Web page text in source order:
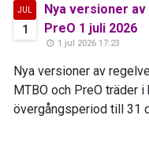
JUL
1
Nya versioner
PreO 1 juli 2026
1 jul 2026 17:23
Nya versioner av
MTBO och PreO träder
övergångsperiod till 31